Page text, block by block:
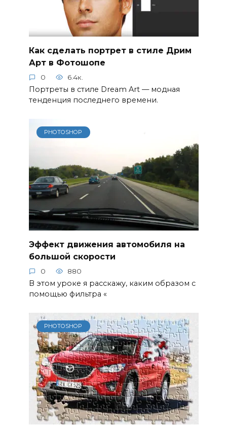
Как сделать портрет в стиле Дрим
Арт в Фотошопе
0 6.4к.
Портреты в стиле Dream Art — модная
тенденция последнего времени.
PHOTOSHOP
Эффект движения автомобиля на
большой скорости
0 880
В этом уроке я расскажу, каким образом с
помощью фильтра «
PHOTOSHOP